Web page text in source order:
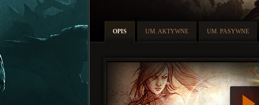
OPIS UM. AKTYWNE UM. PASYWNE